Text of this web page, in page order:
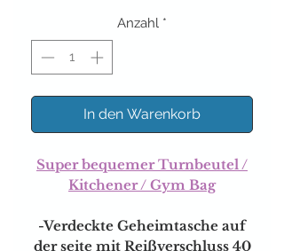
Anzahl *
In den Warenkorb
Super bequemer Turnbeutel /
Kitchener / Gym Bag
-Verdeckte Geheimtasche auf
der seite mit Reißverschluss 40